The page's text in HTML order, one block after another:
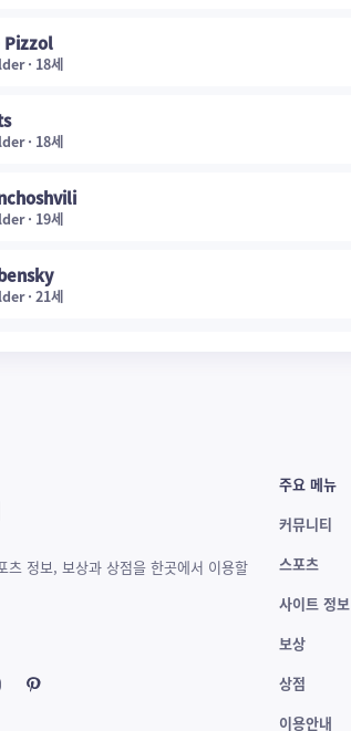
Pizzol
· 18세
· 18세
· 19세
· 21세
츠 정보, 보상과 상점을 한곳에서 이용할
주요 메뉴
커뮤니티
스포츠
사이트 정보
보상
상점
이용안내